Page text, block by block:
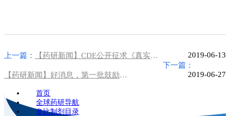
上一篇： 【药研新闻】CDE公开征求《真实世界证据支持药物研发的基本考虑》意见的通知
2019-06-13
下一篇：
【药研新闻】好消息，第一批鼓励仿制药品目录建议清单公示！涉及34个品种！
2019-06-27
首页
全球药研导航
参比制剂目录